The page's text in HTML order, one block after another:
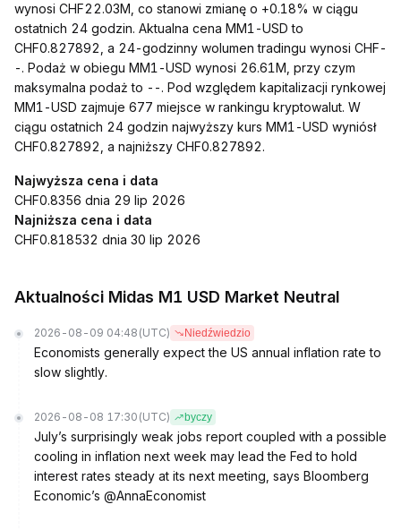
wynosi CHF22.03M, co stanowi zmianę o +0.18% w ciągu
ostatnich 24 godzin. Aktualna cena MM1-USD to
CHF0.827892, a 24-godzinny wolumen tradingu wynosi CHF-
-. Podaż w obiegu MM1-USD wynosi 26.61M, przy czym
maksymalna podaż to --. Pod względem kapitalizacji rynkowej
MM1-USD zajmuje 677 miejsce w rankingu kryptowalut. W
ciągu ostatnich 24 godzin najwyższy kurs MM1-USD wyniósł
CHF0.827892, a najniższy CHF0.827892.
Najwyższa cena i data
CHF0.8356 dnia 29 lip 2026
Najniższa cena i data
CHF0.818532 dnia 30 lip 2026
Aktualności Midas M1 USD Market Neutral
2026-08-09 04:48 (UTC) Niedźwiedzio
Economists generally expect the US annual inflation rate to
slow slightly.
2026-08-08 17:30 (UTC) byczy
July’s surprisingly weak jobs report coupled with a possible
cooling in inflation next week may lead the Fed to hold
interest rates steady at its next meeting, says Bloomberg
Economic’s @AnnaEconomist